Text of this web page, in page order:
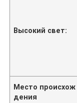
Высокий свет:
Место происхож
дения